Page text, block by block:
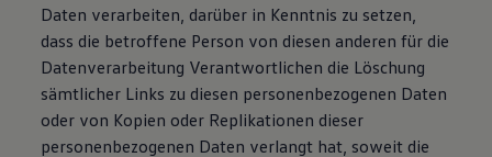
Daten verarbeiten, darüber in Kenntnis zu setzen,
dass die betroffene Person von diesen anderen für die
Datenverarbeitung Verantwortlichen die Löschung
sämtlicher Links zu diesen personenbezogenen Daten
oder von Kopien oder Replikationen dieser
personenbezogenen Daten verlangt hat, soweit die